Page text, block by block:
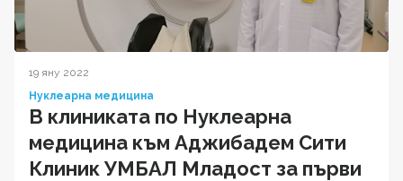
19 яну 2022
Нуклеарна медицина
В клиниката по Нуклеарна
медицина към Аджибадем Сити
Клиник УМБАЛ Младост за първи